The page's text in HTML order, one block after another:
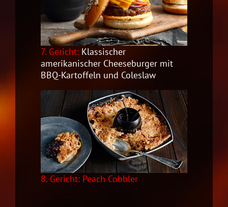
7. Gericht: Klassischer
amerikanischer Cheeseburger mit
BBQ-Kartoffeln und Coleslaw
8. Gericht: Peach Cobbler